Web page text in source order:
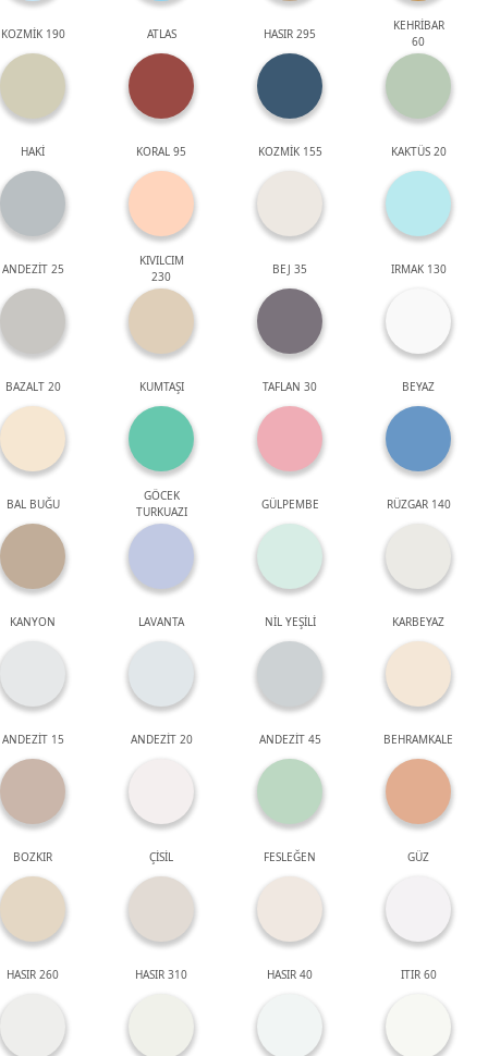
KOZMİK 190 ATLAS HASIR 295
KEHRİBAR
60
HAKİ KORAL 95 KOZMİK 155 KAKTÜS 20
ANDEZİT 25
KIVILCIM
230
BEJ 35 IRMAK 130
BAZALT 20 KUMTAŞI TAFLAN 30 BEYAZ
BAL BUĞU
GÖCEK
TURKUAZI
GÜLPEMBE RÜZGAR 140
KANYON LAVANTA NİL YEŞİLİ KARBEYAZ
ANDEZİT 15 ANDEZİT 20 ANDEZİT 45 BEHRAMKALE
BOZKIR ÇİSİL FESLEĞEN GÜZ
HASIR 260 HASIR 310 HASIR 40 ITIR 60